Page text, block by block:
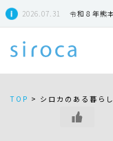
2026.07.31 令和８年熊本
TOP > シロカのある暮ら